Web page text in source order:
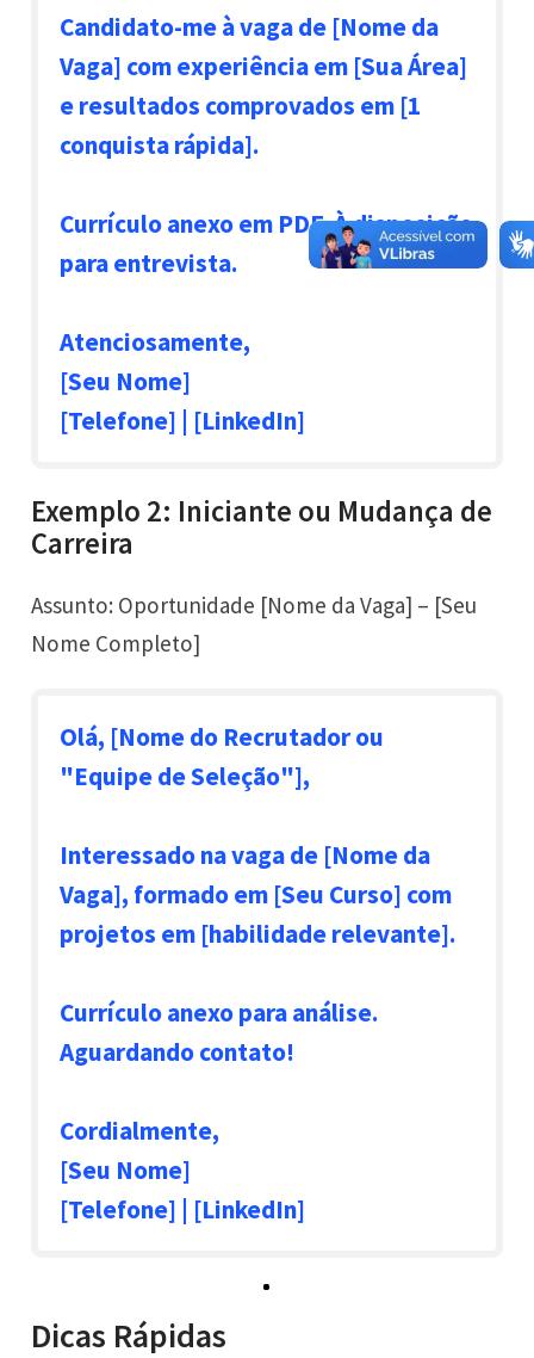
Candidato-me à vaga de [Nome da
Vaga] com experiência em [Sua Área]
e resultados comprovados em [1
conquista rápida].
Currículo anexo em PDF. À disposição
para entrevista.
Atenciosamente,
[Seu Nome]
[Telefone] | [LinkedIn]
Exemplo 2: Iniciante ou Mudança de
Carreira
Assunto: Oportunidade [Nome da Vaga] – [Seu
Nome Completo]
Olá, [Nome do Recrutador ou
"Equipe de Seleção"],
Interessado na vaga de [Nome da
Vaga], formado em [Seu Curso] com
projetos em [habilidade relevante].
Currículo anexo para análise.
Aguardando contato!
Cordialmente,
[Seu Nome]
[Telefone] | [LinkedIn]
Dicas Rápidas